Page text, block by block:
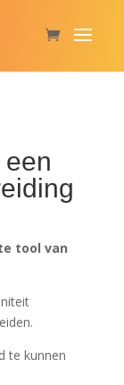
tool van
te kunnen